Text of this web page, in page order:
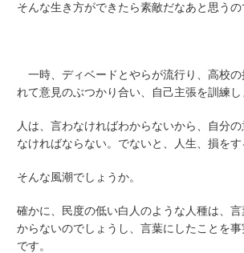
そんな生き方ができたら素敵だなあと思うの
一時、ディベードとやらが流行り、高校の
れて意見のぶつかり合い、自己主張を訓練し
人は、言わなければわからないから、自分
なければならない。でないと、人生、損をす
そんな風潮でしょうか。
確かに、民度の低い白人のような人種は、
からないのでしょうし、言葉にしたことを
です。